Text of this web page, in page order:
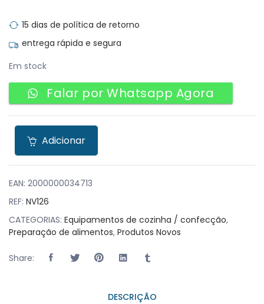
15 dias de política de retorno
entrega rápida e segura
Em stock
Falar por Whatsapp Agora
Adicionar
EAN: 2000000034713
REF: NV126
CATEGORIAS: Equipamentos de cozinha / confecção,
Preparação de alimentos, Produtos Novos
Share:
DESCRIÇÃO